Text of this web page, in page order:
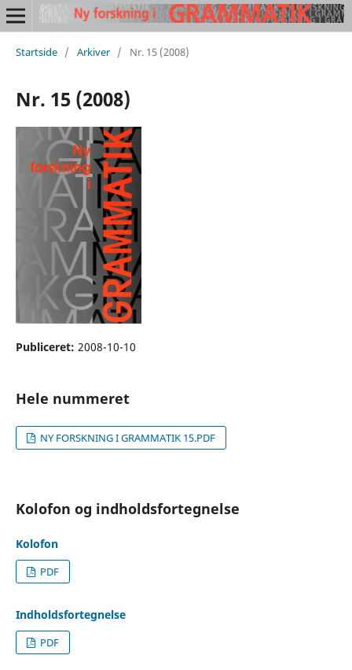
Startside / Arkiver / Nr. 15 (2008)
Nr. 15 (2008)
Publiceret: 2008-10-10
Hele nummeret
NY FORSKNING I GRAMMATIK 15.PDF
Kolofon og indholdsfortegnelse
Kolofon
PDF
Indholdsfortegnelse
PDF